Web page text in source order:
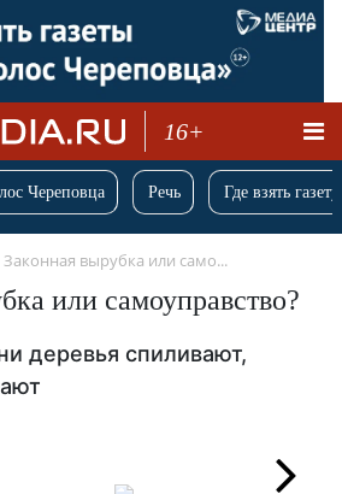
16+
Череповца Речь Где взять
Законная вырубка или само...
или самоуправство?
деревья спиливают,